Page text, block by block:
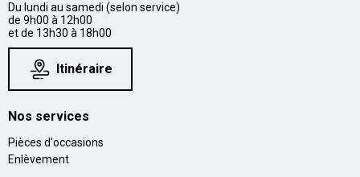
Du lundi au samedi (selon service)
de 9h00 à 12h00
et de 13h30 à 18h00
Itinéraire
Nos services
Pièces d'occasions
Enlèvement